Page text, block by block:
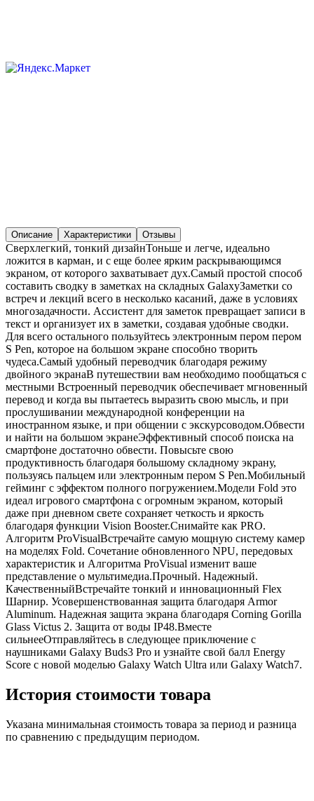
Описание Характеристики Отзывы
Сверхлегкий, тонкий дизайнТоньше и легче, идеально
ложится в карман, и с еще более ярким раскрывающимся
экраном, от которого захватывает дух.Самый простой способ
составить сводку в заметках на складных GalaxyЗаметки со
встреч и лекций всего в несколько касаний, даже в условиях
многозадачности. Ассистент для заметок превращает записи в
текст и организует их в заметки, создавая удобные сводки.
Для всего остального пользуйтесь электронным пером пером
S Pen, которое на большом экране способно творить
чудеса.Самый удобный переводчик благодаря режиму
двойного экранаВ путешествии вам необходимо пообщаться с
местными Встроенный переводчик обеспечивает мгновенный
перевод и когда вы пытаетесь выразить свою мысль, и при
прослушивании международной конференции на
иностранном языке, и при общении с экскурсоводом.Обвести
и найти на большом экранеЭффективный способ поиска на
смартфоне достаточно обвести. Повысьте свою
продуктивность благодаря большому складному экрану,
пользуясь пальцем или электронным пером S Pen.Мобильный
гейминг с эффектом полного погружением.Модели Fold это
идеал игрового смартфона с огромным экраном, который
даже при дневном свете сохраняет четкость и яркость
благодаря функции Vision Booster.Снимайте как PRO.
Алгоритм ProVisualВстречайте самую мощную систему камер
на моделях Fold. Сочетание обновленного NPU, передовых
характеристик и Алгоритма ProVisual изменит ваше
представление о мультимедиа.Прочный. Надежный.
КачественныйВстречайте тонкий и инновационный Flex
Шарнир. Усовершенствованная защита благодаря Armor
Aluminum. Надежная защита экрана благодаря Corning Gorilla
Glass Victus 2. Защита от воды IP48.Вместе
сильнееОтправляйтесь в следующее приключение с
наушниками Galaxy Buds3 Pro и узнайте свой балл Energy
Score с новой моделью Galaxy Watch Ultra или Galaxy Watch7.
История стоимости товара
Указана минимальная стоимость товара за период и разница
по сравнению с предыдущим периодом.